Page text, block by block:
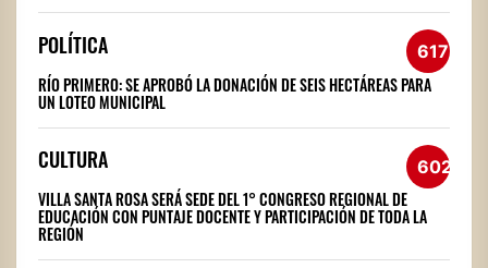
POLÍTICA 617
RÍO PRIMERO: SE APROBÓ LA DONACIÓN DE SEIS HECTÁREAS PARA
UN LOTEO MUNICIPAL
CULTURA 602
VILLA SANTA ROSA SERÁ SEDE DEL 1° CONGRESO REGIONAL DE
EDUCACIÓN CON PUNTAJE DOCENTE Y PARTICIPACIÓN DE TODA LA
REGIÓN